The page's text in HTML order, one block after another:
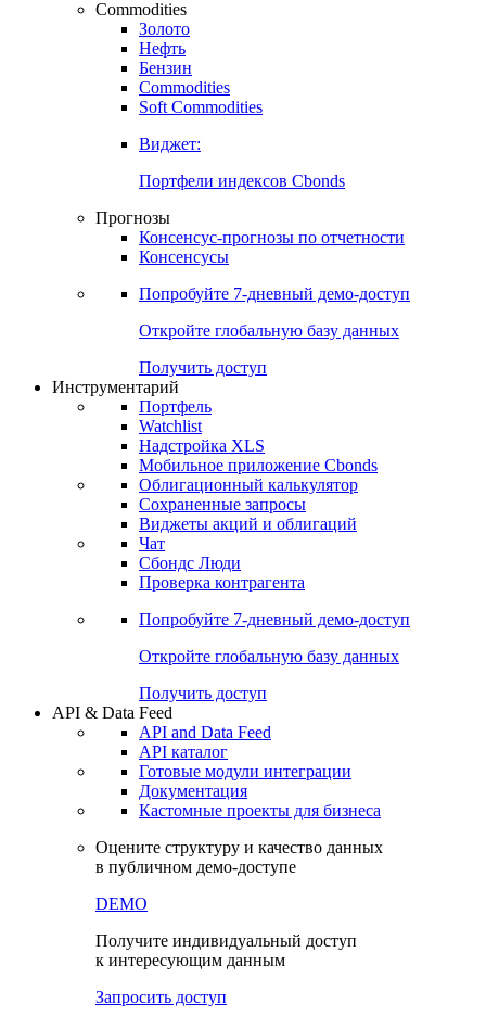
Commodities
Золото
Нефть
Бензин
Commodities
Soft Commodities
Виджет:
Портфели индексов Cbonds
Прогнозы
Консенсус-прогнозы по отчетности
Консенсусы
Попробуйте 7-дневный демо-доступ
Откройте глобальную базу данных
Получить доступ
Инструментарий
Портфель
Watchlist
Надстройка XLS
Мобильное приложение Cbonds
Облигационный калькулятор
Сохраненные запросы
Виджеты акций и облигаций
Чат
Сбондс Люди
Проверка контрагента
Попробуйте 7-дневный демо-доступ
Откройте глобальную базу данных
Получить доступ
API & Data Feed
API and Data Feed
API каталог
Готовые модули интеграции
Документация
Кастомные проекты для бизнеса
Оцените структуру и качество данных
в публичном демо-доступе
DEMO
Получите индивидуальный доступ
к интересующим данным
Запросить доступ